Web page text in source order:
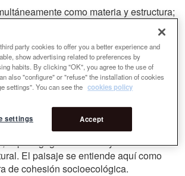
como materia y estructura;
paisajes no se abordan como entidades
sino como sistemas dinámicos
geografía, fluctuaciones hidrológicas,
y variabilidad climática. Lejos
regímenes de ocupación híbridos,
ecológica convive con el uso
la pedagogía ambiental y la
El paisaje se entiende aquí como
de cohesión socioecológica.
party cookies to offer you a better experience and
show advertising related to preferences by
habits. By clicking "OK", you agree to the use of
also "configure" or "refuse" the installation of cookies
settings". You can see the cookies policy
Accept
settings